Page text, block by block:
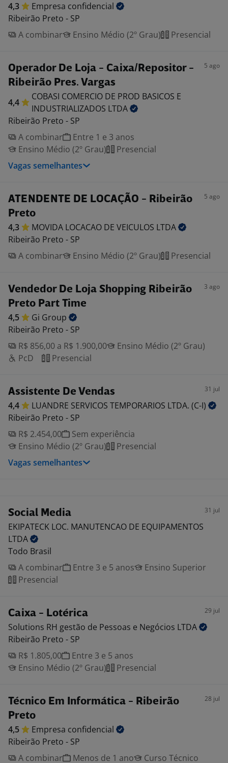
4,3 Empresa confidencial
Ribeirão Preto - SP
A combinar
Ensino Médio (2º Grau) Presencial
Operador De Loja - Caixa/Repositor -
Ribeirão Pres. Vargas
5 ago
4,4
COBASI COMERCIO DE PROD BASICOS E
INDUSTRIALIZADOS LTDA
Ribeirão Preto - SP
A combinar
Entre 1 e 3 anos
Ensino Médio (2º Grau)
Presencial
Vagas semelhantes
ATENDENTE DE LOCAÇÃO - Ribeirão
Preto
5 ago
4,3 MOVIDA LOCACAO DE VEICULOS LTDA
Ribeirão Preto - SP
A combinar
Ensino Médio (2º Grau) Presencial
Vendedor De Loja Shopping Ribeirão
Preto Part Time
3 ago
4,5 Gi Group
Ribeirão Preto - SP
R$ 856,00 a R$ 1.900,00
Ensino Médio (2º Grau)
PcD
Presencial
Assistente De Vendas 31 jul
4,4 LUANDRE SERVICOS TEMPORARIOS LTDA. (C-I)
Ribeirão Preto - SP
R$ 2.454,00
Sem experiência
Ensino Médio (2º Grau)
Presencial
Vagas semelhantes
Social Media 31 jul
EKIPATECK LOC. MANUTENCAO DE EQUIPAMENTOS
LTDA
Todo Brasil
A combinar
Entre 3 e 5 anos
Ensino Superior
Presencial
Caixa - Lotérica 29 jul
Solutions RH gestão de Pessoas e Negócios LTDA
Ribeirão Preto - SP
R$ 1.805,00
Entre 3 e 5 anos
Ensino Médio (2º Grau)
Presencial
Técnico Em Informática - Ribeirão
Preto
28 jul
4,5 Empresa confidencial
Ribeirão Preto - SP
A combinar
Menos de 1 ano Curso Técnico